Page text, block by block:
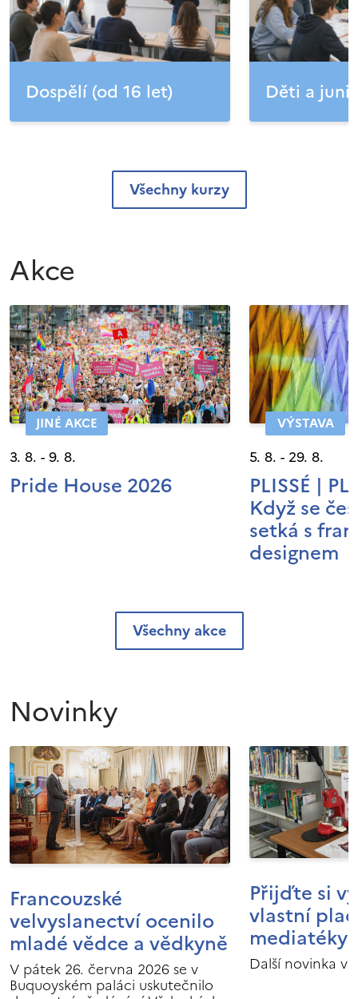
Dospělí (od 16 let) Děti a
Všechny kurzy
Akce
JINÉ AKCE
3. 8. - 9. 8.
Pride House 2026
VÝSTAVA
5. 8. - 29. 8.
PLISSÉ |
Když se
setká s
designem
Všechny akce
Novinky
Francouzské
velvyslanectví ocenilo
mladé vědce a vědkyně
V pátek 26. června 2026 se v
Buquoyském paláci uskutečnilo
Přijďte si
vlastní
mediatéky
Další novinka v